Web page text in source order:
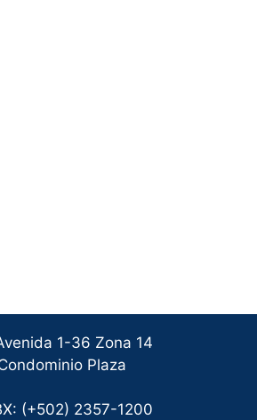
1-36 Zona 14
Plaza
(+502) 2357-1200